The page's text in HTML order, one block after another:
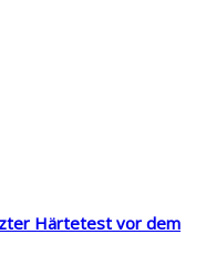
Härtetest vor dem